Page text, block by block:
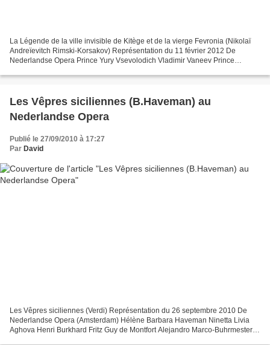
La Légende de la ville invisible de Kitège et de la vierge Fevronia (Nikolaï
Andreïevitch Rimski-Korsakov) Représentation du 11 février 2012 De
Nederlandse Opera Prince Yury Vsevolodich Vladimir Vaneev Prince
Les Vêpres siciliennes (B.Haveman) au
Nederlandse Opera
Publié le 27/09/2010 à 17:27
Par David
Les Vêpres siciliennes (Verdi) Représentation du 26 septembre 2010 De
Nederlandse Opera (Amsterdam) Hélène Barbara Haveman Ninetta Livia
Aghova Henri Burkhard Fritz Guy de Montfort Alejandro Marco-Buhrmester